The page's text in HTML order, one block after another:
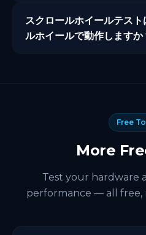
クリックをどのくらい一貫し
リックテスト中の複数クリッ
スクロールホイールテス
ルホイールで動作しますか
Free
More
Test your hardware
performance — all free,